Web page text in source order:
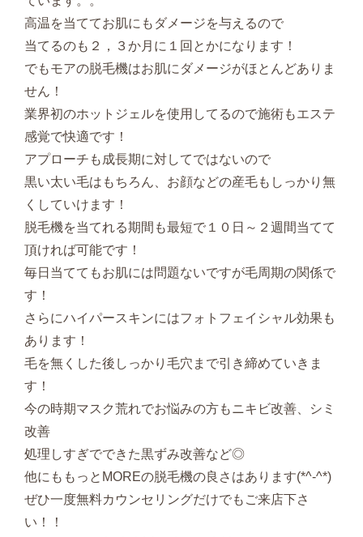
高温を当ててお肌にもダメージを与えるので
当てるのも２，３か月に１回とかになります！
でもモアの脱毛機はお肌にダメージがほとんどありま
せん！
業界初のホットジェルを使用してるので施術もエステ
感覚で快適です！
アプローチも成長期に対してではないので
黒い太い毛はもちろん、お顔などの産毛もしっかり無
くしていけます！
脱毛機を当てれる期間も最短で１０日～２週間当てて
頂ければ可能です！
毎日当ててもお肌には問題ないですが毛周期の関係で
す！
さらにハイパースキンにはフォトフェイシャル効果も
あります！
毛を無くした後しっかり毛穴まで引き締めていきま
す！
今の時期マスク荒れでお悩みの方もニキビ改善、シミ
改善
処理しすぎでできた黒ずみ改善など◎
他にももっとMOREの脱毛機の良さはあります(*^-^*)
ぜひ一度無料カウンセリングだけでもご来店下さ
い！！